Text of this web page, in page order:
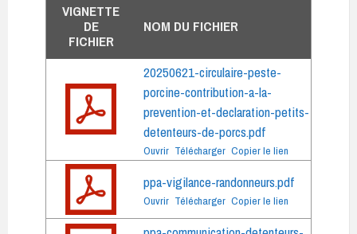
VIGNETTE
DE
FICHIER
NOM DU FICHIER
20250621-circulaire-peste-
porcine-contribution-a-la-
prevention-et-declaration-petits-
detenteurs-de-porcs.pdf
Ouvrir Télécharger Copier le lien
ppa-vigilance-randonneurs.pdf
Ouvrir Télécharger Copier le lien